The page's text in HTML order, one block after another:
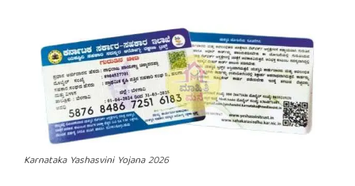
Karnataka Yashasvini Yojana 2026